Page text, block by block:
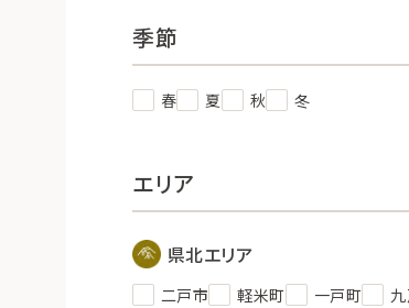
季節
春 夏 秋 冬
エリア
県北エリア
二戸市 軽米町 一戸町